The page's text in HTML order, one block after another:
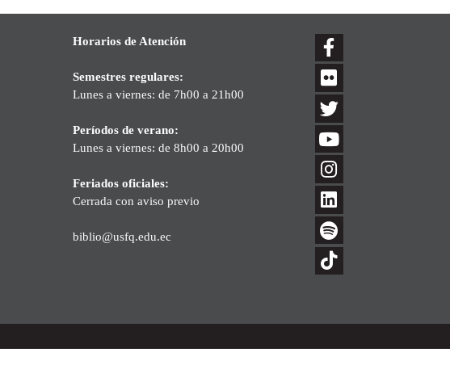
Horarios de Atención
Semestres regulares:
Lunes a viernes: de 7h00 a 21h00
Períodos de verano:
Lunes a viernes: de 8h00 a 20h00
Feriados oficiales:
Cerrada con aviso previo
biblio@usfq.edu.ec